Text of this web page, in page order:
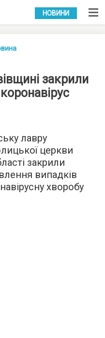
УКР РУС
НОВИНИ
закрили
лавру
церкви
закрили
випадків
хворобу